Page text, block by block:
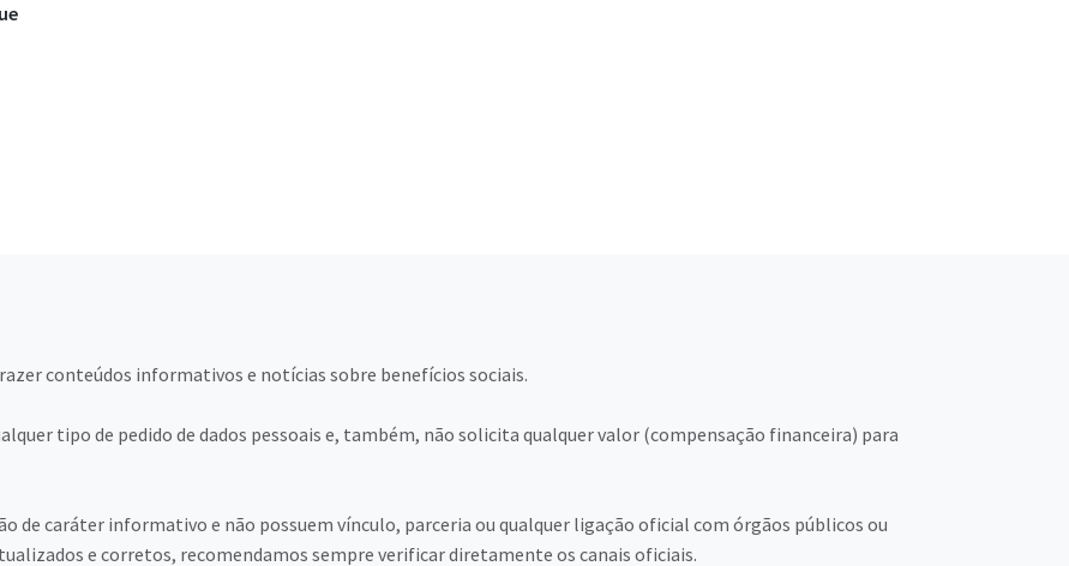
conteúdos informativos e notícias sobre benefícios sociais.
tipo de pedido de dados pessoais e, também, não solicita qualquer valor (compensação financeira) para
de caráter informativo e não possuem vínculo, parceria ou qualquer ligação oficial com órgãos públicos ou
e corretos, recomendamos sempre verificar diretamente os canais oficiais.